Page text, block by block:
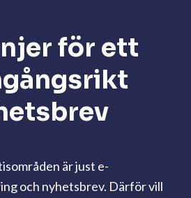
för ett
är just e-
och nyhetsbrev. Därför vill